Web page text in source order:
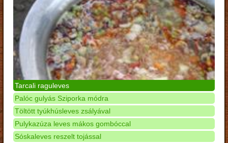
Tarcali raguleves
Palóc gulyás Sziporka módra
Töltött tyúkhúsleves zsályával
Pulykazúza leves mákos gombóccal
Sóskaleves reszelt tojással